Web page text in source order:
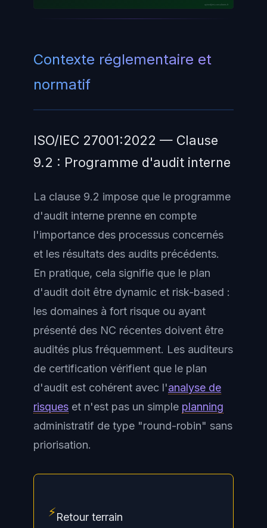
ayinedjimi-consultants.fr
Contexte réglementaire et
normatif
ISO/IEC 27001:2022 — Clause
9.2 : Programme d'audit interne
La clause 9.2 impose que le programme
d'audit interne prenne en compte
l'importance des processus concernés
et les résultats des audits précédents.
En pratique, cela signifie que le plan
d'audit doit être dynamic et risk-based :
les domaines à fort risque ou ayant
présenté des NC récentes doivent être
audités plus fréquemment. Les auditeurs
de certification vérifient que le plan
d'audit est cohérent avec l'analyse de
risques et n'est pas un simple planning
administratif de type "round-robin" sans
priorisation.
⚡Retour terrain